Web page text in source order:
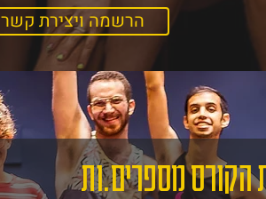
הרשמה ויצירת קשר
הקורס מספרים.ות